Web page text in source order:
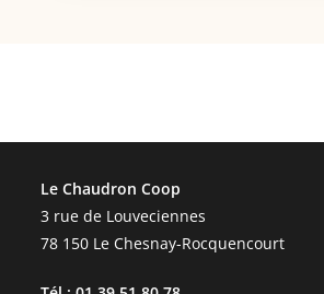
Le Chaudron Coop
3 rue de Louveciennes
78 150 Le Chesnay-Rocquencourt